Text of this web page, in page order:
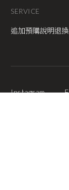
SERVICE
追加預購說明退
Instagram